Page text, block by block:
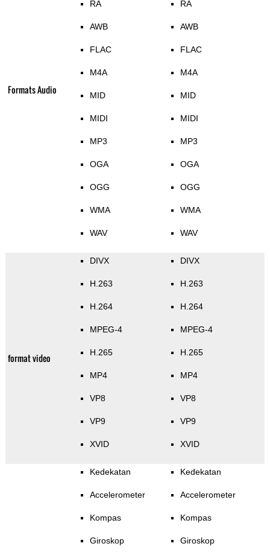
Formats Audio
RA
AWB
FLAC
M4A
MID
MIDI
MP3
OGA
OGG
WMA
WAV
RA
AWB
FLAC
M4A
MID
MIDI
MP3
OGA
OGG
WMA
WAV
format video
DIVX
H.263
H.264
MPEG-4
H.265
MP4
VP8
VP9
XVID
DIVX
H.263
H.264
MPEG-4
H.265
MP4
VP8
VP9
XVID
Kedekatan
Accelerometer
Kompas
Giroskop
Kedekatan
Accelerometer
Kompas
Giroskop